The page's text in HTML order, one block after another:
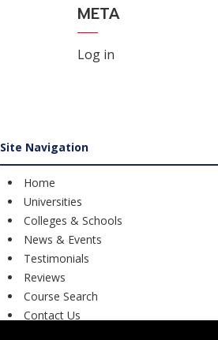
META
Log in
Site Navigation
Home
Universities
Colleges & Schools
News & Events
Testimonials
Reviews
Course Search
Contact Us